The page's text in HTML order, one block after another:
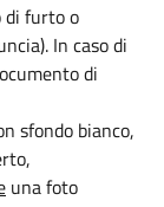
di furto o
In caso di
di
sfondo bianco,
una foto